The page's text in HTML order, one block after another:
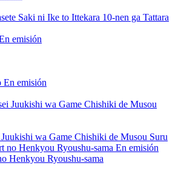
Saki ni Ike to Ittekara 10-nen ga Tattara
emisión
En emisión
wa Game Chishiki de Musou Suru
En emisión
Henkyou Ryoushu-sama